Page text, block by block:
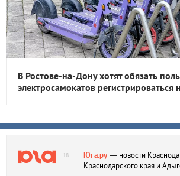
В Ростове-на-Дону хотят обязать
электросамокатов регистрироваться
18+ Юга.ру— новости
Краснодарского края и